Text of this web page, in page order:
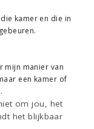
kamer en die in
mijn manier van
een kamer of
om jou, het
het blijkbaar